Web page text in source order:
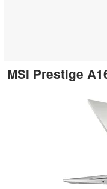
MSI Prestige